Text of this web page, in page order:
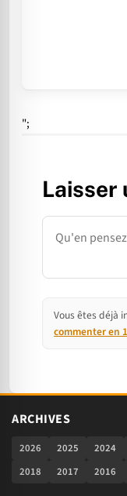
";
Laisser
Commentaire
Vous êtes déjà
commenter en
ARCHIVES
2026 2025 2024
2018
2017 2016